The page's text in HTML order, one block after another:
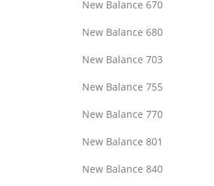
New Balance 670
New Balance 680
New Balance 703
New Balance 755
New Balance 770
New Balance 801
New Balance 840